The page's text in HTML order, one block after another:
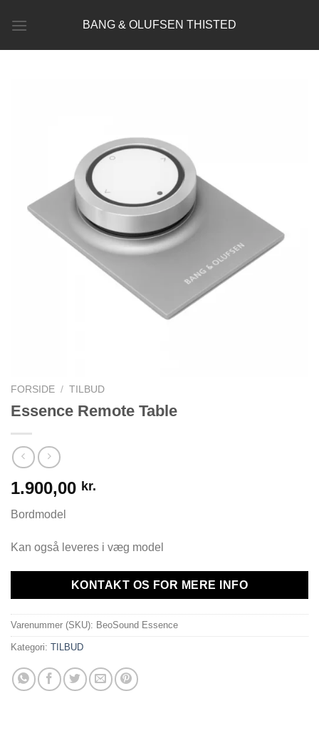
BANG & OLUFSEN THISTED
FORSIDE / TILBUD
Essence Remote Table
1.900,00 kr.
Bordmodel
Kan også leveres i væg model
KONTAKT OS FOR MERE INFO
Varenummer (SKU): BeoSound Essence
Kategori: TILBUD